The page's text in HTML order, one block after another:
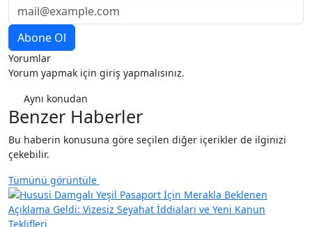
Yorumlar
Yorum yapmak için giriş yapmalısınız.
Aynı konudan
Benzer Haberler
Bu haberin konusuna göre seçilen diğer içerikler de ilginizi
çekebilir.
Tümünü görüntüle